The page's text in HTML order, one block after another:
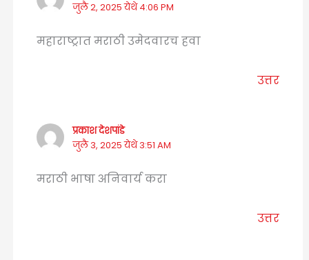
जुलै 2, 2025 येथे 4:06 PM
महाराष्ट्रात मराठी उमेदवारच हवा
उत्तर
प्रकाश देशपांडे
जुलै 3, 2025 येथे 3:51 AM
मराठी भाषा अनिवार्य करा
उत्तर